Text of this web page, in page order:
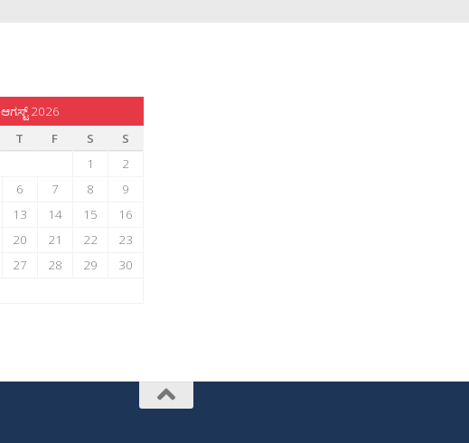
ಆಗಸ್ಟ್ 2026
T F S
S
1
2
6 7 8
9
13 14 15
16
20 21 22
23
27 28 29
30